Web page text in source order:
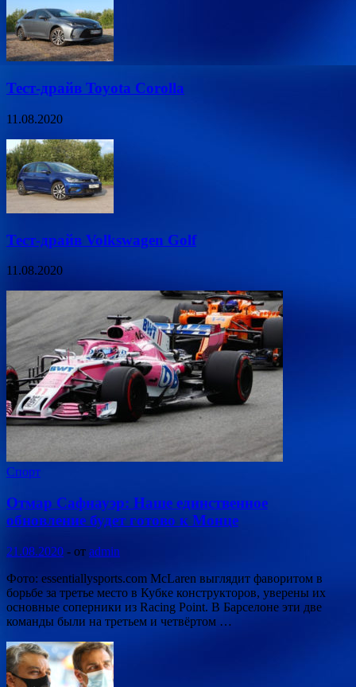
Тест-драйв Toyota Corolla
11.08.2020
Тест-драйв Volkswagen Golf
11.08.2020
Спорт
Отмар Сафнауэр: Наше единственное
обновление будет готово к Монце
21.08.2020 - от admin
Фото: essentiallysports.com McLaren выглядит фаворитом в
борьбе за третье место в Кубке конструкторов, уверены их
основные соперники из Racing Point. В Барселоне эти две
команды были на третьем и четвёртом …